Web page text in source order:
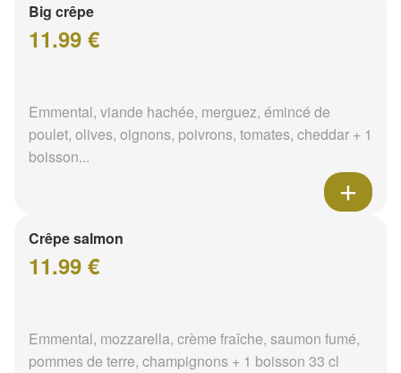
Big crêpe
11.99 €
Emmental, viande hachée, merguez, émincé de
poulet, olives, oignons, poivrons, tomates, cheddar + 1
boisson...
Crêpe salmon
11.99 €
Emmental, mozzarella, crème fraîche, saumon fumé,
pommes de terre, champignons + 1 boisson 33 cl